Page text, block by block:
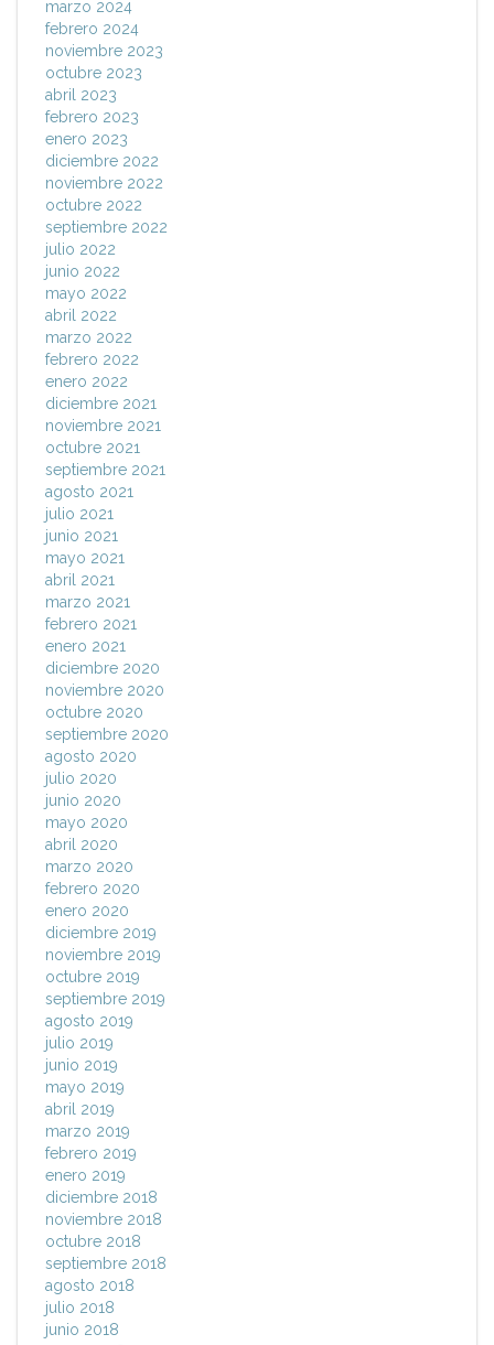
marzo 2024
febrero 2024
noviembre 2023
octubre 2023
abril 2023
febrero 2023
enero 2023
diciembre 2022
noviembre 2022
octubre 2022
septiembre 2022
julio 2022
junio 2022
mayo 2022
abril 2022
marzo 2022
febrero 2022
enero 2022
diciembre 2021
noviembre 2021
octubre 2021
septiembre 2021
agosto 2021
julio 2021
junio 2021
mayo 2021
abril 2021
marzo 2021
febrero 2021
enero 2021
diciembre 2020
noviembre 2020
octubre 2020
septiembre 2020
agosto 2020
julio 2020
junio 2020
mayo 2020
abril 2020
marzo 2020
febrero 2020
enero 2020
diciembre 2019
noviembre 2019
octubre 2019
septiembre 2019
agosto 2019
julio 2019
junio 2019
mayo 2019
abril 2019
marzo 2019
febrero 2019
enero 2019
diciembre 2018
noviembre 2018
octubre 2018
septiembre 2018
agosto 2018
julio 2018
junio 2018